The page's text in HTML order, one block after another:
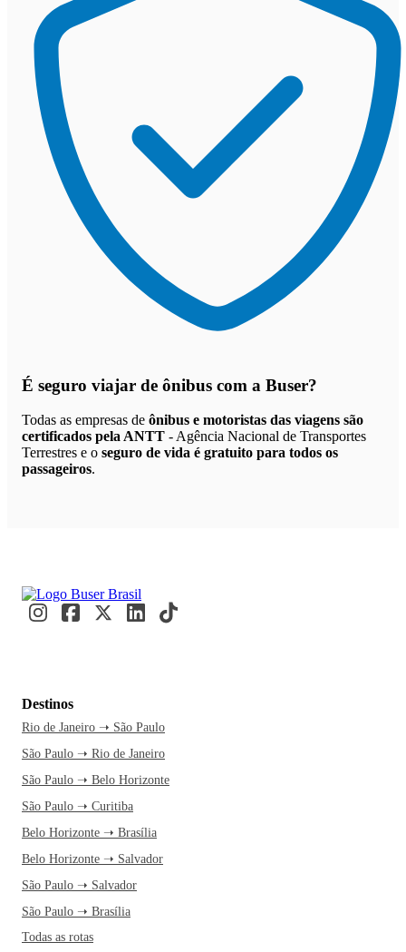
É seguro viajar de ônibus com a Buser?
Todas as empresas de ônibus e motoristas das viagens são
certificados pela ANTT - Agência Nacional de Transportes
Terrestres e o seguro de vida é gratuito para todos os
passageiros.
Destinos
Rio de Janeiro ➝ São Paulo
São Paulo ➝ Rio de Janeiro
São Paulo ➝ Belo Horizonte
São Paulo ➝ Curitiba
Belo Horizonte ➝ Brasília
Belo Horizonte ➝ Salvador
São Paulo ➝ Salvador
São Paulo ➝ Brasília
Todas as rotas